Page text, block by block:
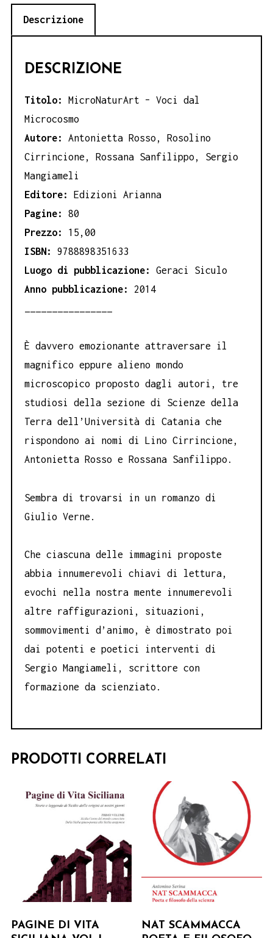
Rossana
Sanfilippo,
Mangiameli
Descrizione
DESCRIZIONE
Titolo: MicroNaturArt – Voci dal
Microcosmo
Autore: Antonietta Rosso, Rosolino
Cirrincione, Rossana Sanfilippo, Sergio
Mangiameli
Editore: Edizioni Arianna
Pagine: 80
Prezzo: 15,00
ISBN: 9788898351633
Luogo di pubblicazione: Geraci Siculo
Anno pubblicazione: 2014
È davvero emozionante attraversare il
magnifico eppure alieno mondo
microscopico proposto dagli autori, tre
studiosi della sezione di Scienze della
Terra dell’Università di Catania che
rispondono ai nomi di Lino Cirrincione,
Antonietta Rosso e Rossana Sanfilippo.
Sembra di trovarsi in un romanzo di
Giulio Verne.
Che ciascuna delle immagini proposte
abbia innumerevoli chiavi di lettura,
evochi nella nostra mente innumerevoli
altre raffigurazioni, situazioni,
sommovimenti d’animo, è dimostrato poi
dai potenti e poetici interventi di
Sergio Mangiameli, scrittore con
formazione da scienziato.
PRODOTTI CORRELATI
PAGINE DI VITA
NAT SCAMMACCA